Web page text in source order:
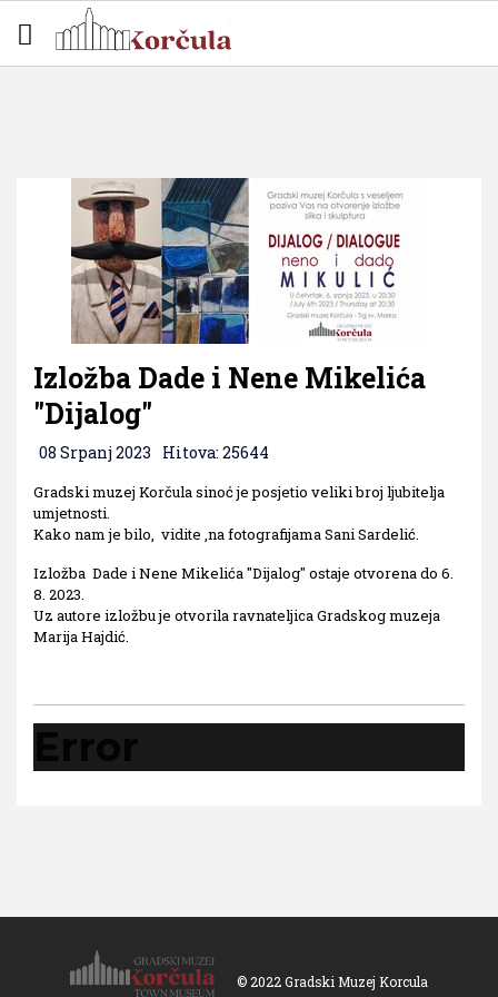
Izložba Dade i Nene Mikelića
"Dijalog"
08 Srpanj 2023 Hitova: 25644
Gradski muzej Korčula sinoć je posjetio veliki broj ljubitelja
umjetnosti.
Kako nam je bilo, vidite ,na fotografijama Sani Sardelić.
Izložba Dade i Nene Mikelića "Dijalog" ostaje otvorena do 6.
8. 2023.
Uz autore izložbu je otvorila ravnateljica Gradskog muzeja
Marija Hajdić.
© 2022 Gradski Muzej Korcula